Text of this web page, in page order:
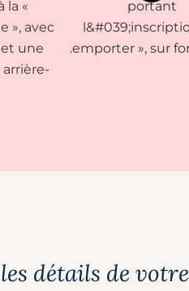
détails de votre